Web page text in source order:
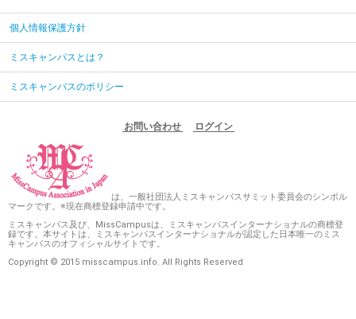
個人情報保護方針
ミスキャンパスとは？
ミスキャンパスのポリシー
お問い合わせ ログイン
は、一般社団法人ミスキャンパスサミット委員会のシンボル
マークです。※現在商標登録申請中です。
ミスキャンパス及び、MissCampusは、ミスキャンパスインターナショナルの商標登
録です。本サイトは、ミスキャンパスインターナショナルが認定した日本唯一のミス
キャンパスのオフィシャルサイトです。
Copyright © 2015 misscampus.info. All Rights Reserved